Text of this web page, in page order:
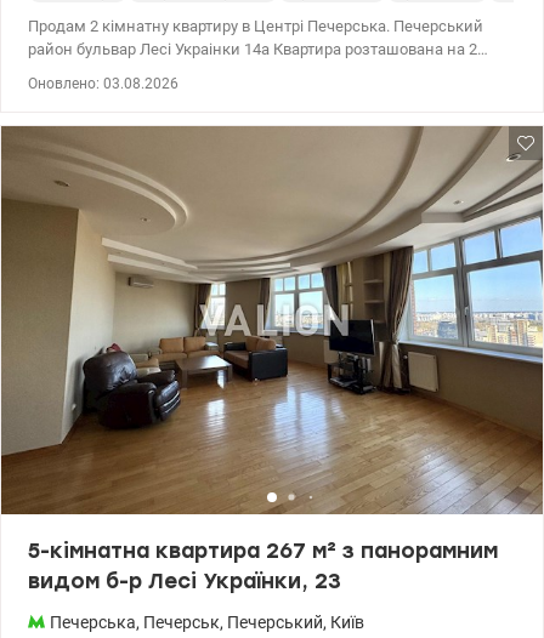
Продам 2 кімнатну квартиру в Центрі Печерська. Печерський
район бульвар Лесі Украінки 14а Квартира розташована на 2
тихому місці , має затишний дворик поряд з зеленим
сквериком. Є місце для прогулянок . Поряд ст.м Печерська,
магазини та кафе. Ціна 70000 у.о Печерський район бульвар Лесі
Украінки 14а Ціна 70000 у.о. Світлана. тел. 096-126-02-44
valion.ua/1153329
Оновлено: 03.08.2026
5-кімнатна квартира 267 м² з панорамним
видом б-р Лесі Українки, 23
Печерська, Печерськ, Печерський, Київ